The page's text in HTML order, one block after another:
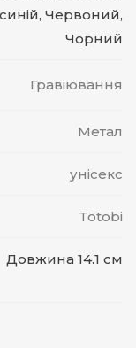
Червоний,
Чорний
Гравіювання
Метал
унісекс
Totobi
Довжина 14.1 см